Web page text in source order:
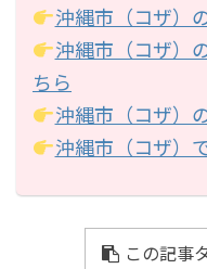
沖縄市（コザ）
沖縄市（コザ）
ちら
沖縄市（コザ）
沖縄市（コザ）
この記事